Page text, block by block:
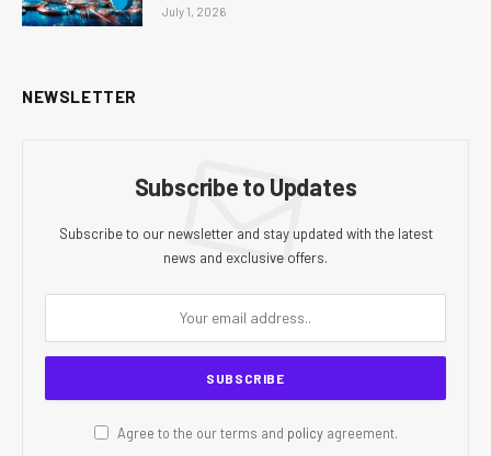
July 1, 2026
NEWSLETTER
Subscribe to Updates
Subscribe to our newsletter and stay updated with the latest
news and exclusive offers.
Agree to the our terms and policyagreement.